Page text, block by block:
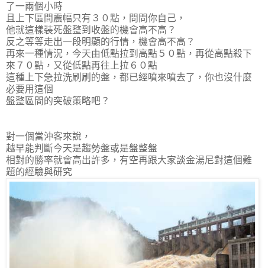
了一兩個小時
且上下區間震幅只有３０點，問問你自己，
他就這樣裝死盤整到收盤的機會高不高？
反之等等走出一段明顯的行情，機會高不高？
再來一種情況，今天由低點拉到高點５０點，再從高點殺下
來７０點，又從低點再往上拉６０點
這種上下急拉洗刷刷的盤，都已經噴來噴去了，你也沒什麼
必要用這個
盤整區間的突破策略吧？
對一個當沖客來說，
越早能判斷今天是趨勢盤或是盤整盤
相對的勝率就會高出許多，有空再跟大家談金湯尼對這個難
題的經驗與研究